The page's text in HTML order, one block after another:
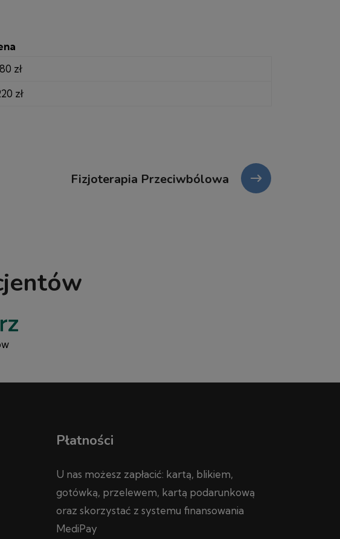
zł
zł
Fizjoterapia Przeciwbólowa
Płatności
U nas możesz zapłacić: kartą, blikiem,
gotówką, przelewem, kartą podarunkową
oraz skorzystać z systemu finansowania
MediPay